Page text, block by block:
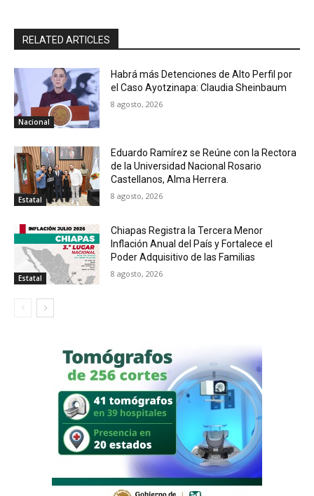
RELATED ARTICLES
Nacional
Habrá más Detenciones de Alto Perfil por
el Caso Ayotzinapa: Claudia Sheinbaum
8 agosto, 2026
Estatal
Eduardo Ramírez se Reúne con la Rectora
de la Universidad Nacional Rosario
Castellanos, Alma Herrera.
8 agosto, 2026
Estatal
Chiapas Registra la Tercera Menor
Inflación Anual del País y Fortalece el
Poder Adquisitivo de las Familias
8 agosto, 2026